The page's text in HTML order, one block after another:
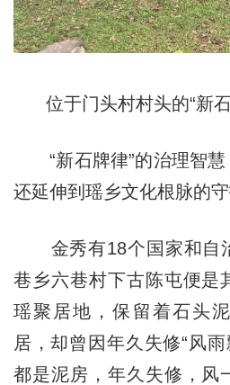
位于门头村村头的“新
“新石牌律”的治理智慧
还延伸到瑶乡文化根脉的守
金秀有18个国家和自
巷乡六巷村下古陈屯便是
瑶聚居地，保留着石头
居，却曾因年久失修“风
都是泥房，年久失修，风